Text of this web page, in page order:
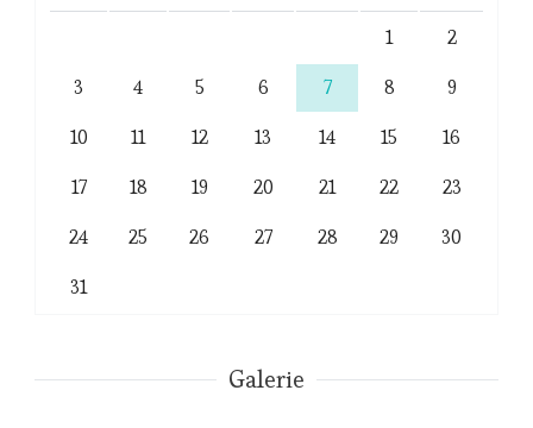
1
2
3
4 5 6 7 8
9
10
11 12 13 14 15
16
17
18 19 20 21 22
23
24
25 26 27 28 29
30
31
Galerie